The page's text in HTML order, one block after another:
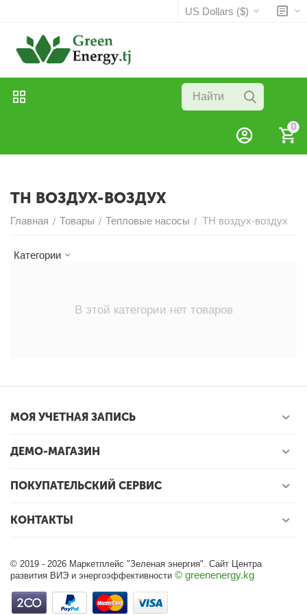
US Dollars ($)
0
ТН ВОЗДУХ-ВОЗДУХ
Главная / Товары / Тепловые насосы / ТН воздух-воздух
Категории
В этой категории нет товаров
МОЯ УЧЕТНАЯ ЗАПИСЬ
ДЕМО-МАГАЗИН
ПОКУПАТЕЛЬСКИЙ СЕРВИС
КОНТАКТЫ
© 2019 - 2026 Маркетплейс "Зеленая энергия". Сайт Центра
развития ВИЭ и энергоэффективности © greenenergy.kg